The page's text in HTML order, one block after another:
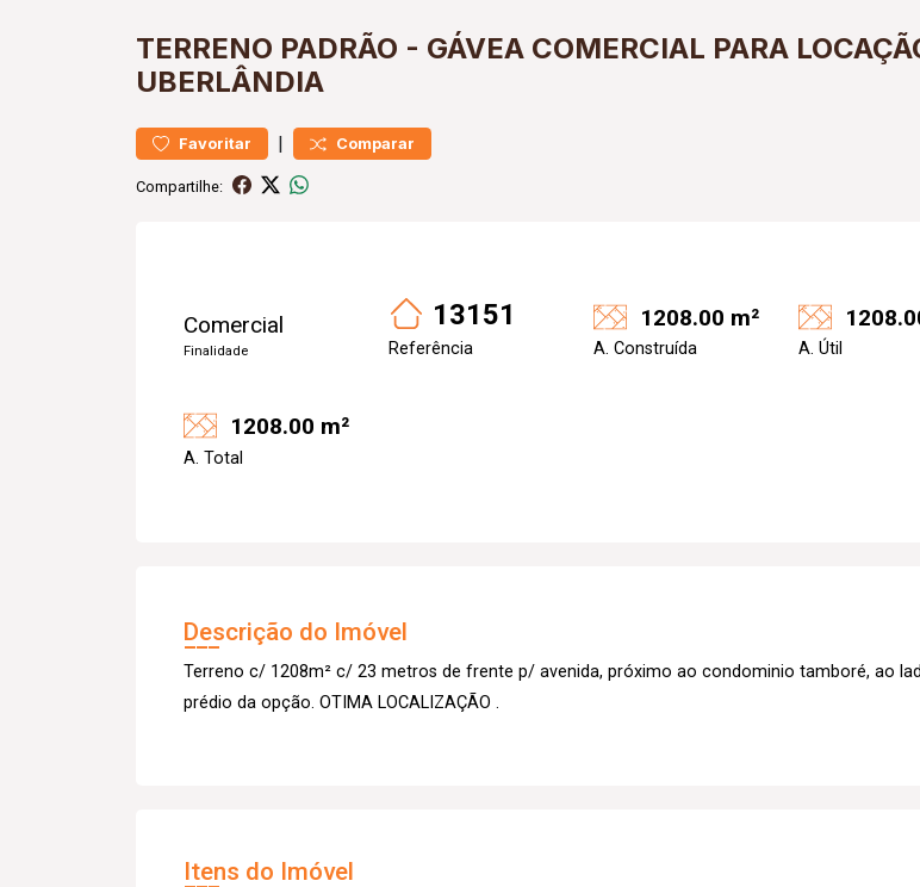
TERRENO PADRÃO - GÁVEA COMERCIAL PARA
UBERLÂNDIA
Favoritar | Comparar
Compartilhe:
Comercial
Finalidade
13151
Referência
1208.00 m²
A. Construída A. Útil
1208.00 m²
A. Total
Descrição do Imóvel
Terreno c/ 1208m² c/ 23 metros de frente p/ avenida, próximo ao condominio tamboré, ao
prédio da opção. OTIMA LOCALIZAÇÃO .
Itens do Imóvel